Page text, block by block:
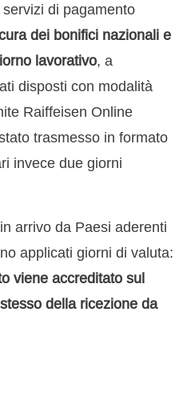
di pagamento
dei bonifici nazionali e
lavorativo, a
disposti con modalità
Raiffeisen Online
trasmesso in formato
invece due giorni
arrivo da Paesi aderenti
applicati giorni di valuta:
viene accreditato sul
della ricezione da